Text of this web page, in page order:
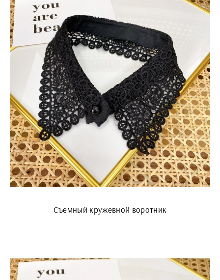
Съемный кружевной воротник